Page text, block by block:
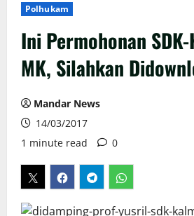
Polhukam
Ini Permohonan
MK, Silahkan
Mandar News
14/03/2017
1 minute read
0